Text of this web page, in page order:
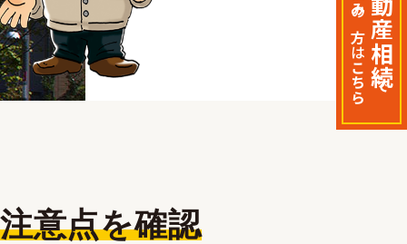
意点を確認
不動産相続
で
の
方
は
こちら
T-コン
たろ